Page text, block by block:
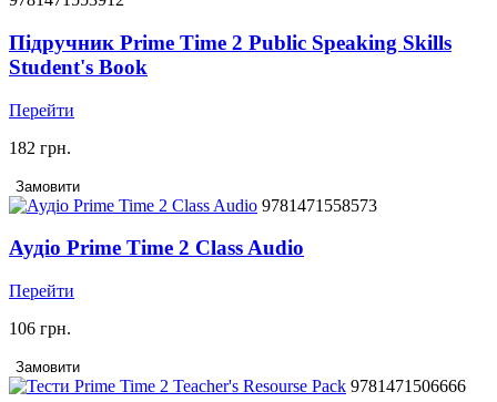
Підручник Prime Time 2 Public Speaking Skills
Student's Book
Перейти
182 грн.
Замовити
9781471558573
Аудіо Prime Time 2 Class Audio
Перейти
106 грн.
Замовити
9781471506666